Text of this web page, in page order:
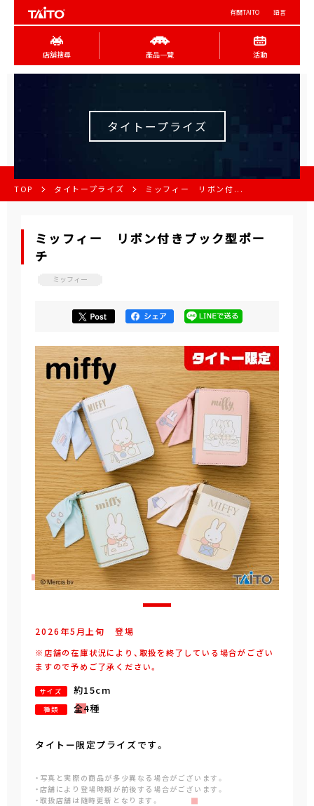
有關TAITO 語言
店舖搜尋 產品一覽 活動
タイトープライズ
TOP タイトープライズ ミッフィー リボン付...
ミッフィー リボン付きブック型ポー
チ
ミッフィー
2026年5 月 上旬 登場
※店舗の在庫状況により、取扱を終了している場合がござい
ますので予めご了承ください。
サイズ 約15cm
種類 全4種
タイトー限定プライズです。
・写真と実際の商品が多少異なる場合がございます。
・店舗により登場時期が前後する場合がございます。
・取扱店舗は随時更新となります。